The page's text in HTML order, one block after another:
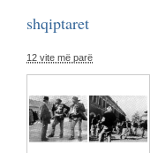
shqiptaret
12 vite më parë